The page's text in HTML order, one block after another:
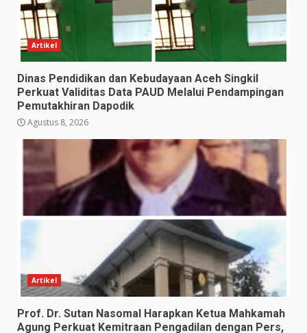
Artikel
Dinas Pendidikan dan Kebudayaan Aceh Singkil
Perkuat Validitas Data PAUD Melalui Pendampingan
Pemutakhiran Dapodik
Agustus 8, 2026
Artikel
Prof. Dr. Sutan Nasomal Harapkan Ketua Mahkamah
Agung Perkuat Kemitraan Pengadilan dengan Pers,